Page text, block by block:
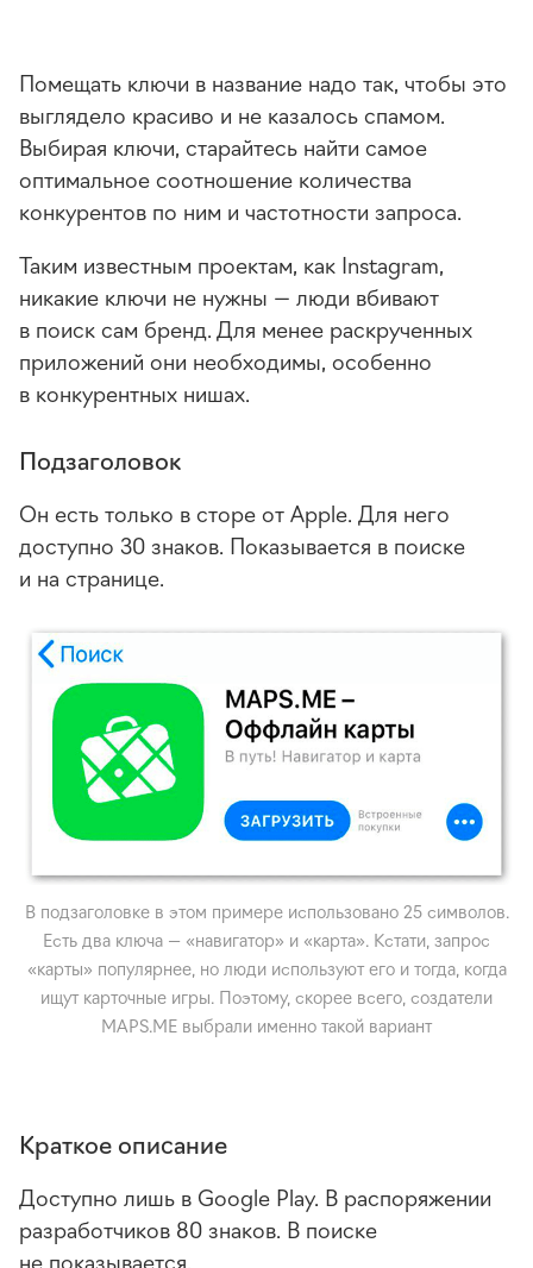
Помещать ключи в название надо так, чтобы это
выглядело красиво и не казалось спамом.
Выбирая ключи, старайтесь найти самое
оптимальное соотношение количества
конкурентов по ним и частотности запроса.
Таким известным проектам, как Instagram,
никакие ключи не нужны — люди вбивают
в поиск сам бренд. Для менее раскрученных
приложений они необходимы, особенно
в конкурентных нишах.
Подзаголовок
Он есть только в сторе от Apple. Для него
доступно 30 знаков. Показывается в поиске
и на странице.
В подзаголовке в этом примере использовано 25 символов.
Есть два ключа — «навигатор» и «карта». Кстати, запрос
«карты» популярнее, но люди используют его и тогда, когда
ищут карточные игры. Поэтому, скорее всего, создатели
MAPS.ME выбрали именно такой вариант
Краткое описание
Доступно лишь в Google Play. В распоряжении
разработчиков 80 знаков. В поиске
не показывается.